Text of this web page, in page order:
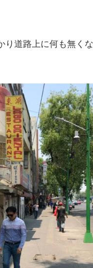
道路上に何も無く